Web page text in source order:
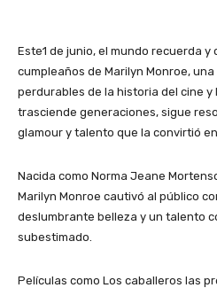
Este1 de junio, el mundo recuerda
cumpleaños de Marilyn Monroe,
perdurables de la historia del cine y
trasciende generaciones, sigue
glamour y talento que la convirtió
Nacida como Norma Jeane
Marilyn Monroe cautivó al público
deslumbrante belleza y un talento
subestimado.
Películas como Los caballeros las